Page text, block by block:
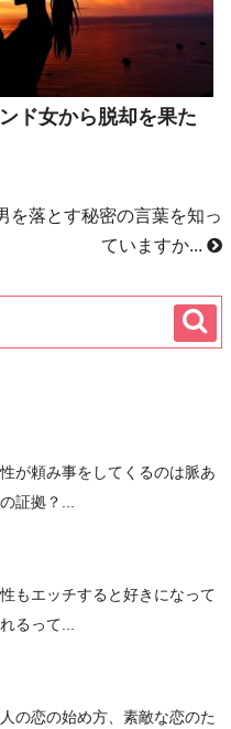
ド女から脱却を果た
を落とす秘密の言葉を知っ
ていますか...
が頼み事をしてくるのは脈あ
証拠？...
もエッチすると好きになって
るって...
の恋の始め方、素敵な恋のた